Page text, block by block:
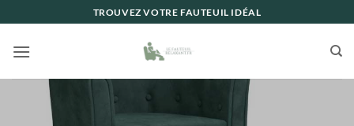
au
contenu
TROUVEZ VOTRE FAUTEUIL IDÉAL